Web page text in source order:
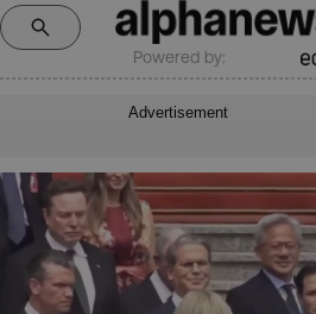
Powered by:
Advertisement